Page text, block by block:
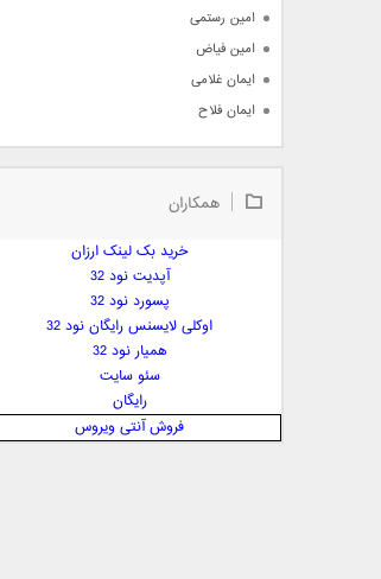
امین رستمی
امین فیاض
ایمان غلامی
ایمان فلاح
بابک جهانبخش
بابک مافی
بهنام صفوی
پارسا چیلیک
همکاران
خرید بک لینک ارزان
آپدیت نود 32
پسورد نود 32
اوکلی لایسنس رایگان نود 32
همیار نود 32
سئو سایت
رایگان
فروش آنتی ویروس